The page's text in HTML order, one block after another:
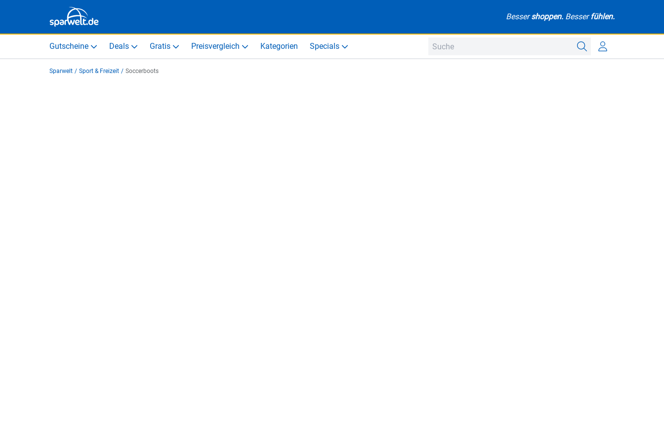
Bessershoppen. Besserfühlen.
Gutscheine Deals Gratis Preisvergleich Kategorien Specials
Sparwelt / Sport & Freizeit / Soccerboots